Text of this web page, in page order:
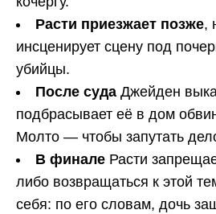
Расти приезжает позже,
инсценирует сцену под
убийцы.
После суда Джейден
подбрасывает её в дом
Молто — чтобы запутать
В финале Расти
либо возвращаться к этой
себя: по его словам, дочь